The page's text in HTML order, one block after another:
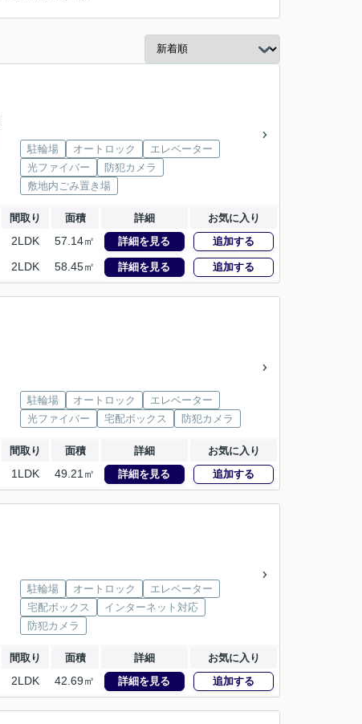
駐輪場 オートロック
エレベーター
光ファイバー
防犯カメラ
敷地内ごみ置き場
間取り 面積 詳細 お気に入り
2LDK 57.14㎡ 詳細を見る 追加する
2LDK 58.45㎡ 詳細を見る 追加する
駐輪場 オートロック
エレベーター
光ファイバー
宅配ボックス 防犯カメラ
間取り 面積 詳細 お気に入り
1LDK 49.21㎡ 詳細を見る 追加する
駐輪場 オートロック
エレベーター
宅配ボックス
インターネット対応
防犯カメラ
間取り 面積 詳細 お気に入り
2LDK 42.69㎡ 詳細を見る 追加する